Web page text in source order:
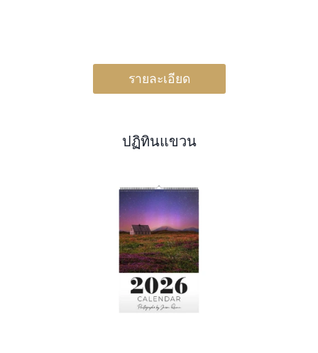
รายละเอียด
ปฏิทินแขวน